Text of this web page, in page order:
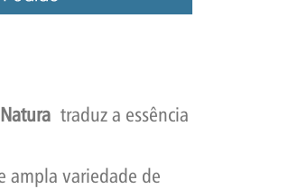
traduz a essência
ampla variedade de